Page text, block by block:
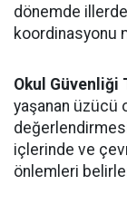
dönemde
koordinasyonu
​Okul Güvenliği
yaşanan üzücü
içlerinde ve
önlemleri